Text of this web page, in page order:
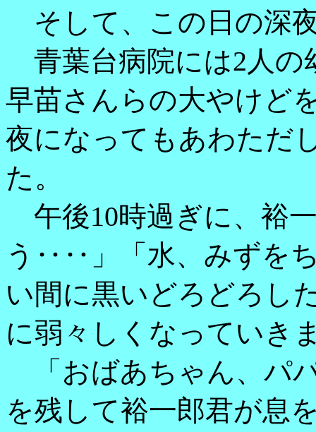
そして、この日の
青葉台病院には2人の
早苗さんらの大やけど
夜になってもあわただ
た。
午後10時過ぎに、裕
う‥‥」「水、みずを
い間に黒いどろどろし
に弱々しくなっていき
「おばあちゃん、
を残して裕一郎君が息